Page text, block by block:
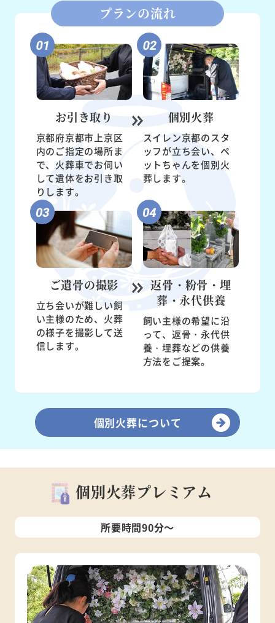
プランの流れ
お引き取り
京都府京都市上京区
内のご指定の場所ま
で、火葬車でお伺い
して遺体をお引き取
りします。
個別火葬
スイレン京都のスタ
ッフが立ち会い、ペ
ットちゃんを個別火
葬します。
ご遺骨の撮影
立ち会いが難しい飼
い主様のため、火葬
の様子を撮影して送
信します。
返骨・粉骨・ 埋
葬・永代供養
飼い主様の希望に沿
って、返骨・永代供
養・埋葬などの供養
方法をご提案。
個別火葬について
個別火葬プレミアム
所要時間90分～